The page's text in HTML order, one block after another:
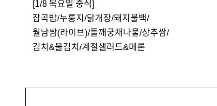
[1/8 목요일 중식]
잡곡밥/누룽지/닭개장/돼지불백/
월남쌈(라이브)/들깨궁채나물/상추쌈/
김치&물김치/계절샐러드&메론